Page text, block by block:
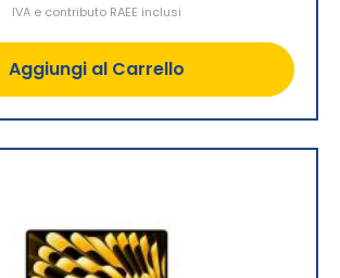
IVA e contributo RAEE inclusi
Aggiungi al Carrello